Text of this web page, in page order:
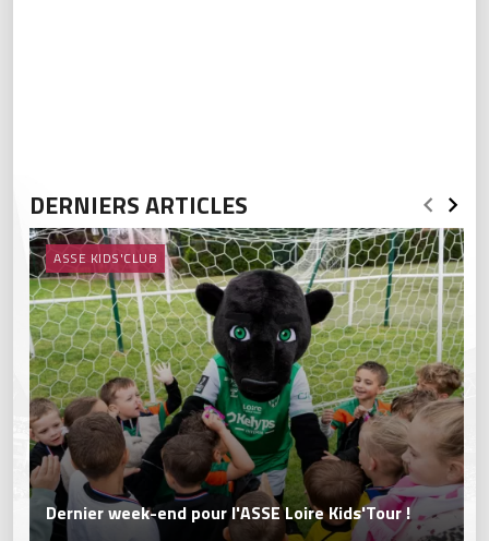
DERNIERS ARTICLES
ASSE KIDS'CLUB
Dernier week-end pour l'ASSE Loire Kids'Tour !